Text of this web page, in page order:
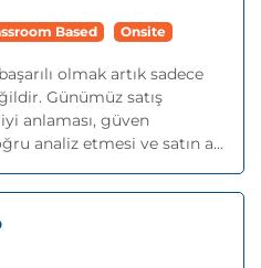
Based Onsite
olmak artık sadece
Günümüz satış
anlaması, güven
analiz etmesi ve satın a...